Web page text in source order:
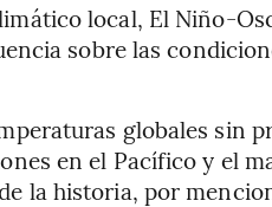
local, El Niño-
sobre las
globales sin
en el Pacífico y el
la historia, por